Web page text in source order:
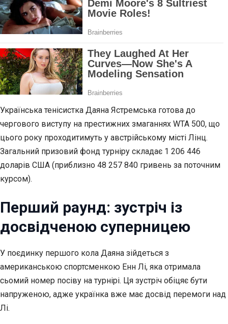
Українська тенісистка Даяна Ястремська готова до
чергового виступу на престижних змаганнях WTA 500, що
цього року проходитимуть у австрійському місті Лінц.
Загальний призовий фонд турніру складає 1 206 446
доларів США (приблизно 48 257 840 гривень за поточним
курсом).
Перший раунд: зустріч із
досвідченою суперницею
У поєдинку першого кола Даяна зійдеться з
американською спортсменкою Енн Лі, яка отримала
сьомий номер посіву на турнірі. Ця зустріч обіцяє бути
напруженою, адже українка вже має досвід перемоги над
Лі.